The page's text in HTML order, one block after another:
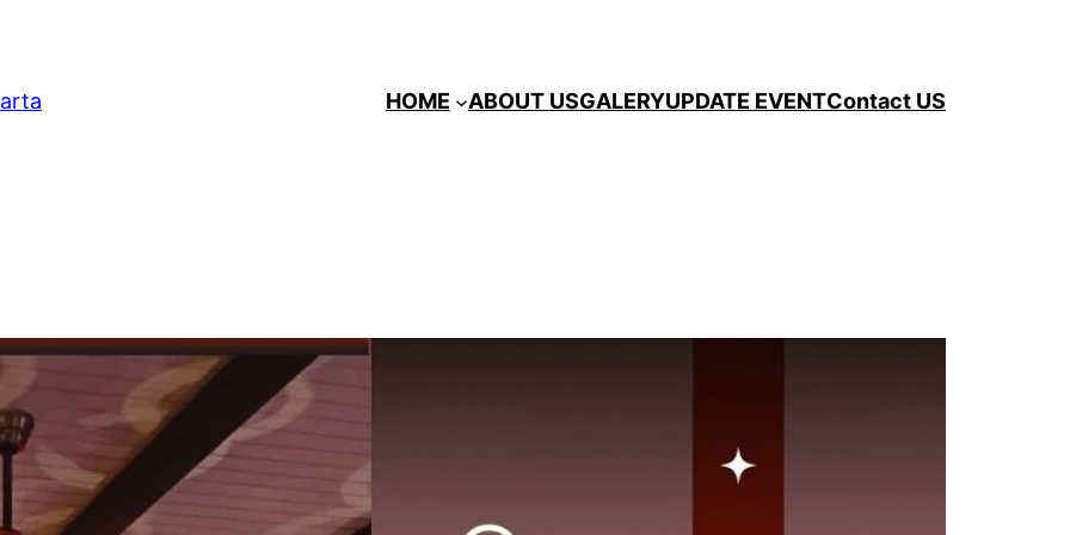
HOME ABOUT USGALERYUPDATE EVENTContact US